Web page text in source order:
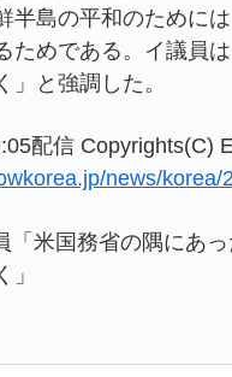
半島の平和のために
ためである。イ議員
」と強調した。
配信 Copyrights(C)
news/korea/